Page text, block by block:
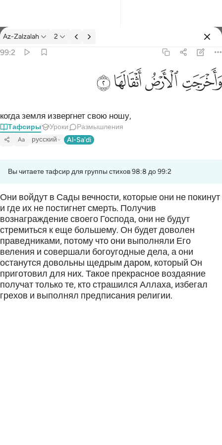
Тафсир: Az-Zalzalah 99:2
Az-Zalzalah 2
99:2
ﱺﱻﱼﱽ
когда земля извергнет свою ношу,
Тафсиры Уроки Размышления
Aa русский Al-Sa'di
Вы читаете тафсир для группы стихов 98:8 до 99:2
Они войдут в Сады вечности, которые они не покинут
и где их не постигнет смерть. Получив
вознаграждение своего Господа, они не будут
стремиться к еще большему. Он будет доволен
праведниками, потому что они выполняли Его
веления и совершали богоугодные дела, а они
останутся довольны щедрым даром, который Он
приготовил для них. Такое прекрасное воздаяние
получат только те, кто страшился Аллаха, избегал
грехов и выполнял предписания религии.